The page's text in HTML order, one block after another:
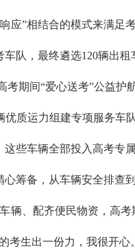
”相结合的模式来满
队，最终遴选120辆出租
期间“爱心送考”公益护
质运力组建专项服务
些车辆全部投入高考专属
筹备，从车辆安全排查
辆、配齐便民物资，高
考生出一份力，我很开心